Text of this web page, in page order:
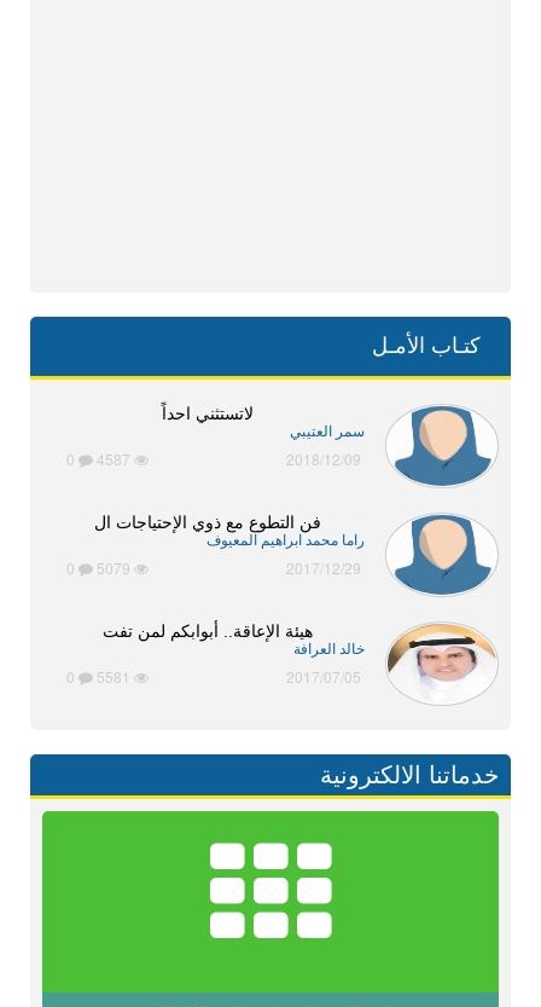
كتـاب الأمـل
لاتستثني احداً
سمر العتيبي
2018/12/09
فن التطوع مع ذوي الإحتياجات ال
راما محمد ابراهيم المعيوف
2017/12/29
هيئة الإعاقة.. أبوابكم لمن تفت
خالد العرافة
2017/07/05
خدماتنا الالكترونية